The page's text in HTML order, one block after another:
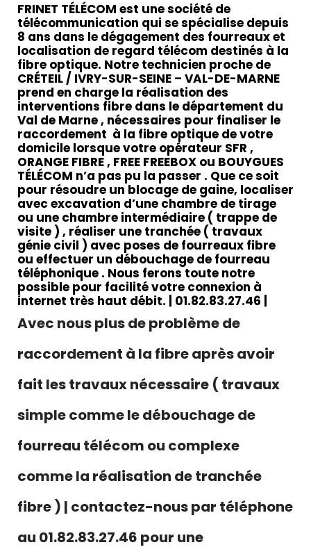
FRINET TÉLÉCOM est une société de
télécommunication qui se spécialise depuis
8 ans dans le dégagement des fourreaux et
localisation de regard télécom destinés à la
fibre optique. Notre technicien proche de
CRÉTEIL / IVRY-SUR-SEINE – VAL-DE-MARNE
prend en charge la réalisation des
interventions fibre dans le département du
Val de Marne, nécessaires pour finaliser le
raccordement à la fibre optique de votre
domicile lorsquevotre opérateur SFR ,
ORANGE FIBRE , FREE FREEBOX ou BOUYGUES
TÉLÉCOM n’a pas pu la passer . Que ce soit
pour résoudre un blocage de gaine, localiser
avecexcavation d’une chambre de tirage
ou une chambre intermédiaire ( trappe de
visite ) , réaliser une tranchée ( travaux
génie civil ) avec poses de fourreaux fibre
ou effectuer un débouchage de fourreau
téléphonique . Nous ferons toute notre
possible pour facilité votre connexion à
internet très haut débit. | 01.82.83.27.46 |
Avec nous plus de problème de
raccordement à la fibre après avoir
fait les travaux nécessaire ( travaux
simple comme le débouchage de
fourreau télécom ou complexe
comme la réalisation de tranchée
fibre ) | contactez-nous par téléphone
au 01.82.83.27.46 pour une